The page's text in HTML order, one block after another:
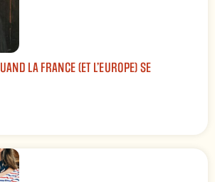
LA FRANCE (ET L’EUROPE) SE